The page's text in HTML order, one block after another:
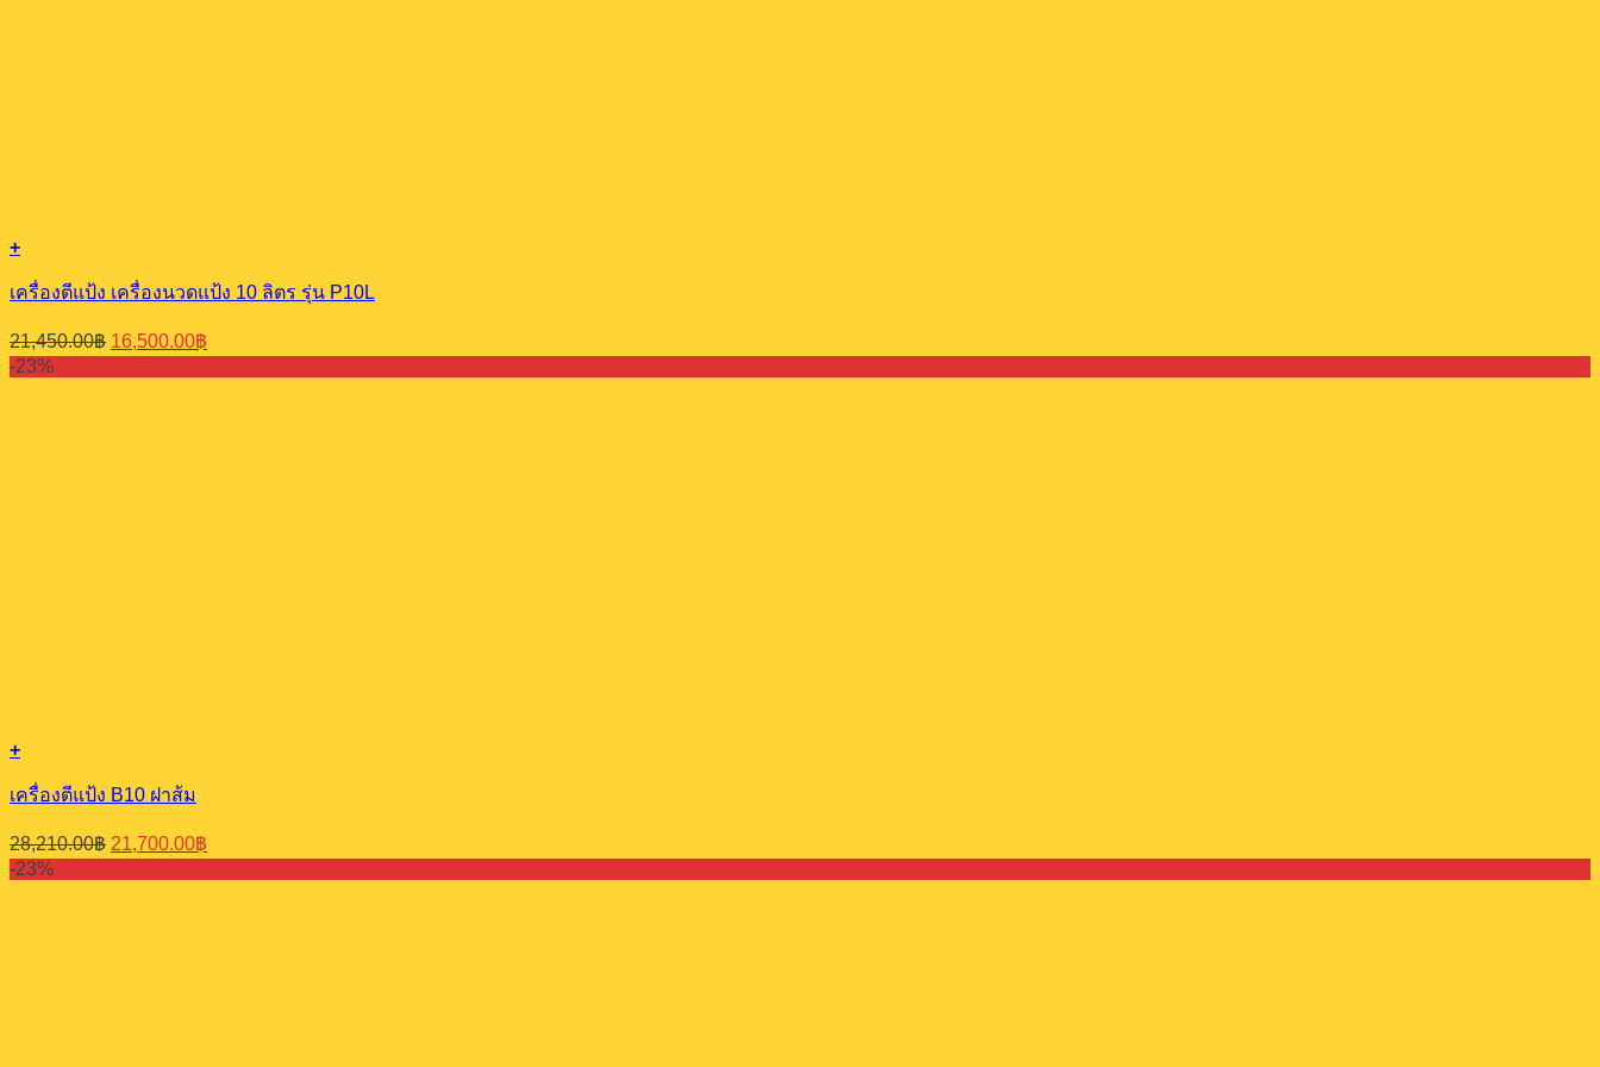
+
เครื่องตีแป้ง เครื่องนวดแป้ง 10 ลิตร รุ่น P10L
21,450.00฿ Original
price
was:
16,500.00฿
price
is:
-23%
+
เครื่องตีแป้ง​ B10​ ฝาส้ม
28,210.00฿ Original
price
was:
21,700.00฿
price
is:
-23%